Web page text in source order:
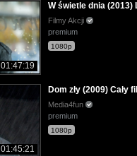
01:47:19
W świetle dnia (2013)
Filmy Akcji
premium
1080p
01:45:21
Dom zły (2009) Cały
Media4fun
premium
1080p